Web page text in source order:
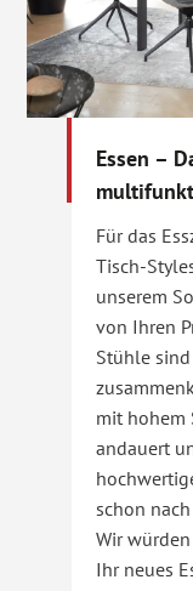
Essen –
Für das
Tisch-
unserem
von Ihren
Stühle
mit hohem
andauert
schon
Wir
Ihr neues